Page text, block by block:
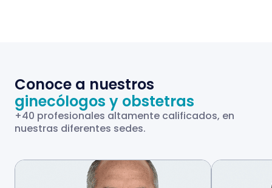
Conoce a nuestros
ginecólogos y obstetras
+40 profesionales altamente calificados, en
nuestras diferentes sedes.